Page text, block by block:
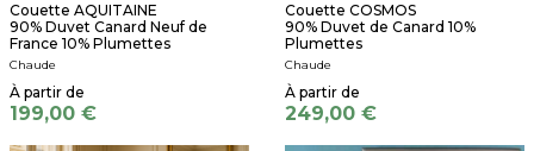
Couette AQUITAINE
90% Duvet Canard Neuf de
France 10% Plumettes
Chaude
199,00 €
Couette COSMOS
90% Duvet de Canard 10%
Plumettes
Chaude
249,00 €